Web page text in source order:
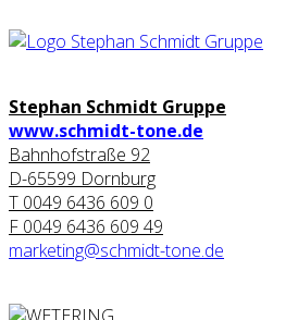
Stephan Schmidt Gruppe
www.schmidt-tone.de
Bahnhofstraße 92
D-65599 Dornburg
T 0049 6436 609 0
F 0049 6436 609 49
marketing@schmidt-tone.de